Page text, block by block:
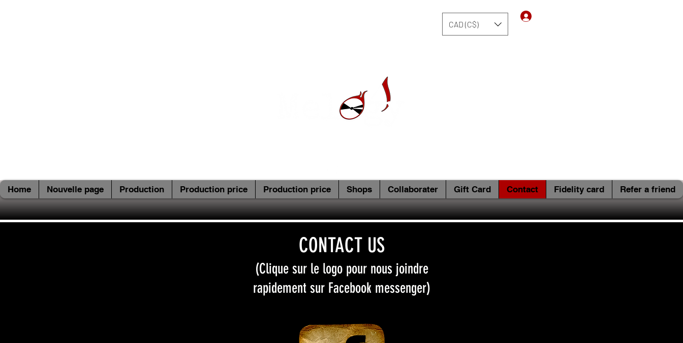
CAD (C$)
Home Nouvelle page Production Production price Production price Shops Collaborater Gift Card Contact Fidelity card Refer a friend
CONTACT US
(Clique sur le logo pour nous joindre
rapidement sur Facebook messenger)